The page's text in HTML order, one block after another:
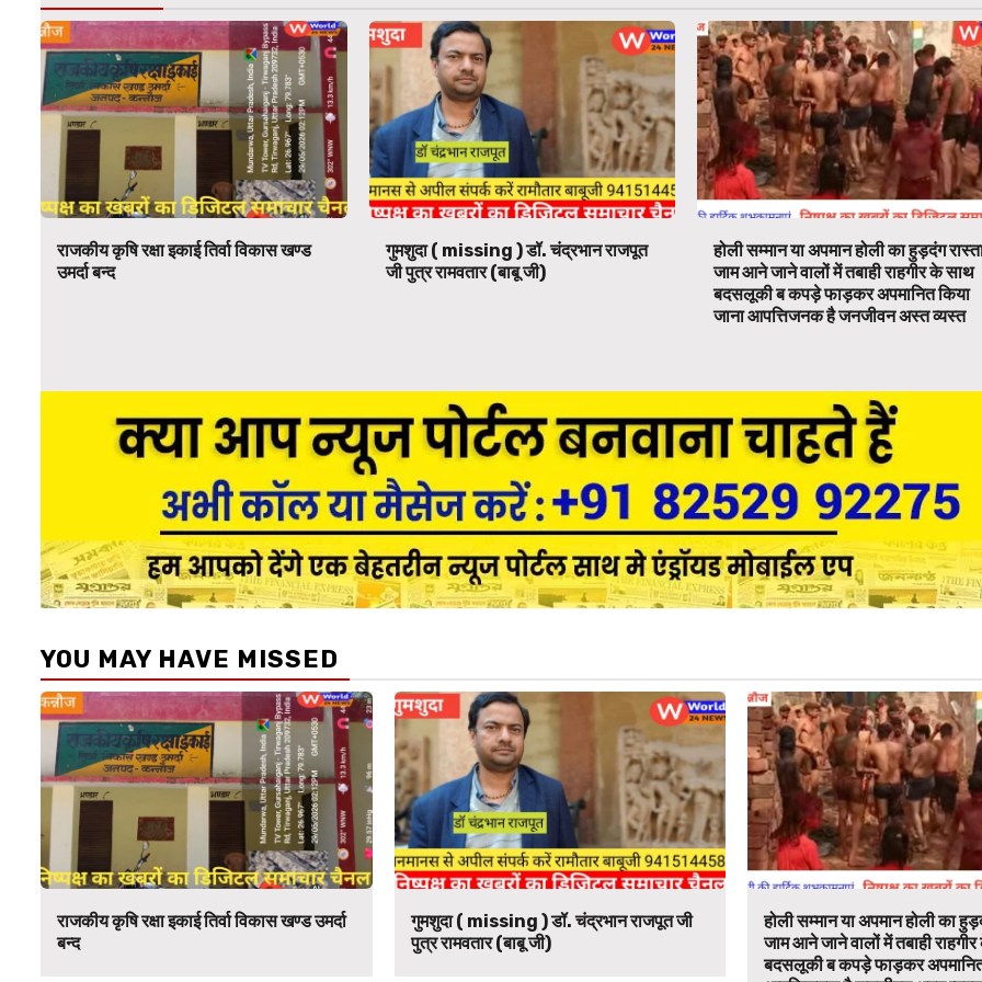
राजकीय कृषि रक्षा इकाई तिर्वा विकास खण्ड
उमर्दा बन्द
गुमशुदा ( missing ) डॉ. चंद्रभान राजपूत
जी पुत्र रामवतार (बाबू जी)
होली सम्मान या अपमान होली का हुड़दंग
जाम आने जाने वालों में तबाही राहगीर के साथ
बदसलूकी ब कपड़े फाड़कर अपमानित किया
जाना आपत्तिजनक है जनजीवन अस्त व्यस्त
YOU MAY HAVE MISSED
राजकीय कृषि रक्षा इकाई तिर्वा विकास खण्ड उमर्दा
बन्द
गुमशुदा ( missing ) डॉ. चंद्रभान राजपूत जी
पुत्र रामवतार (बाबू जी)
होली सम्मान या अपमान होली का
जाम आने जाने वालों में तबाही
बदसलूकी ब कपड़े फाड़कर अपमानित